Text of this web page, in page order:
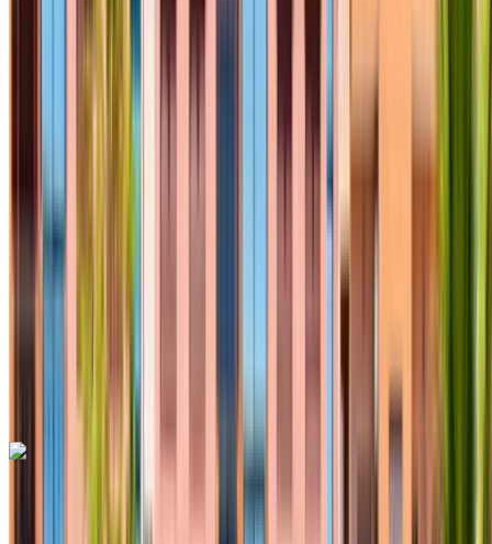
Fes Uluslararası Havalimanı,
Fes Uluslararası Havalimanı, Fes